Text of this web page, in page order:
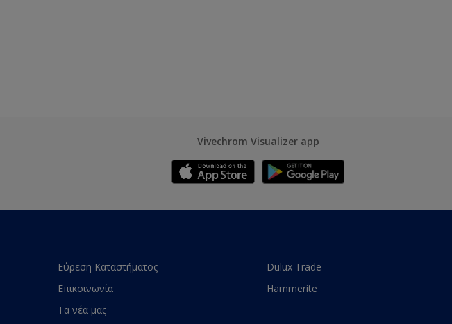
Vivechrom Visualizer app
Εύρεση Καταστήματος
Επικοινωνία
Τα νέα μας
Dulux Trade
Hammerite